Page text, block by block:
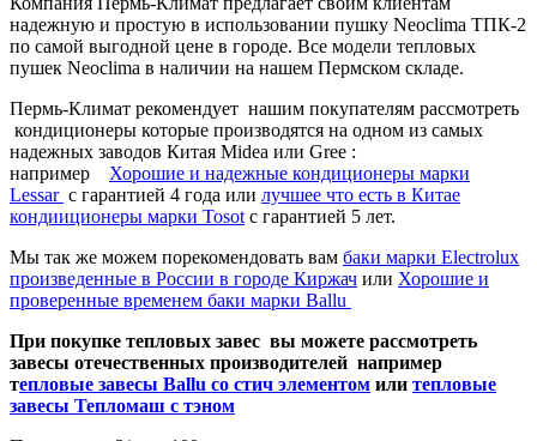
надежную и простую в использовании пушку Neoclima ТПК-2
по самой выгодной цене в городе. Все модели тепловых
пушек Neoclima в наличии на нашем Пермском складе.
Пермь-Климат рекомендует нашим покупателям рассмотреть
кондиционеры которые производятся на одном из самых
надежных заводов Китая Midea или Gree :
например Хорошие и надежные кондиционеры марки
Lessar c гарантией 4 года или лучшее что есть в Китае
кондииционеры марки Tosot с гарантией 5 лет.
Мы так же можем порекомендовать вам баки марки Electrolux
произведенные в России в городе Киржач или Хорошие и
проверенные временем баки марки Ballu
При покупке тепловых завес вы можете рассмотреть
завесы отечественных производителей например
тепловые завесы Ballu со стич элементом или тепловые
завесы Тепломаш с тэном